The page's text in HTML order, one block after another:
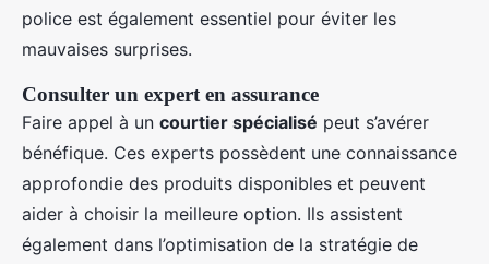
police est également essentiel pour éviter les
mauvaises surprises.
Consulter un expert en assurance
Faire appel à un courtier spécialisé peut s’avérer
bénéfique. Ces experts possèdent une connaissance
approfondie des produits disponibles et peuvent
aider à choisir la meilleure option. Ils assistent
également dans l’optimisation de la stratégie de